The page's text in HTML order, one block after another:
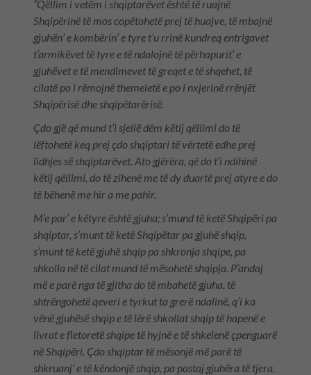
“Qëllim i vetëm i shqiptarëvet është të ruajnë
Shqipërinë të mos copëtohetë prej të huajve, të mbajnë
gjuhën’ e kombërin’ e tyre t’u rrinë kundreq entrigavet
t’armikëvet të tyre e të ndalojnë të përhapurit’ e
gjuhëvet e të mendimevet të greqet e të shqehet, të
cilatë po i rëmojnë themeletë e po i nxjerinë rrënjët
Shqipërisë dhe shqipëtarërisë.
Çdo gjë që mund t’i sjellë dëm këtij qëllimi do të
lëftohetë keq prej çdo shqiptari të vërtetë edhe prej
lidhjes së shqiptarëvet. Ato gjërëra, që do t’i ndihinë
këtij qëllimi, do të zihenë me të dy duartë prej atyre e do
të bëhenë me hir a me pahir.
M’e par’ e këtyre është gjuha; s’mund të ketë Shqipëri pa
shqiptar, s’munt të ketë Shqipëtar pa gjuhë shqip,
s’munt të ketë gjuhë shqip pa shkronja shqipe, pa
shkolla në të cilat mund të mësohetë shqipja. P’andaj
më e parë nga të gjitha do të mbahetë gjuha, të
shtrëngohetë qeveri e tyrkut ta grerë ndalinë, q’i ka
vënë gjuhësë shqip e të lërë shkollat shqip të hapenë e
livrat e fletoretë shqipe të hyjnë e të shkelenë çpenguarë
në Shqipëri. Çdo shqiptar të mësonjë më parë të
shkruanj’ e të këndonjë shqip, pa pastaj gjuhëra të tjera.